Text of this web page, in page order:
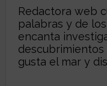
Redactora web
palabras y de
encanta
descubrimientos
gusta el mar y